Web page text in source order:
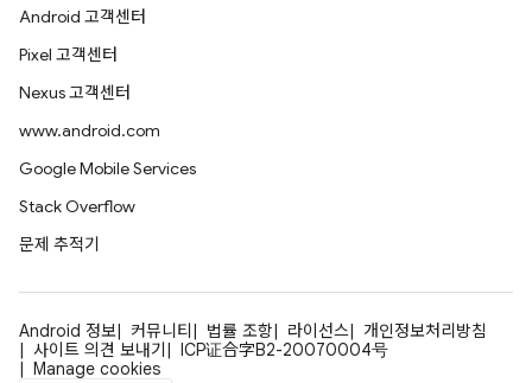
Android 고객센터
Pixel 고객센터
Nexus 고객센터
www.android.com
Google Mobile Services
Stack Overflow
문제 추적기
Android 정보 커뮤니티 법률 조항 라이선스
개인정보처리방침
사이트 의견 보내기
ICP证合字B2-20070004号
Manage cookies